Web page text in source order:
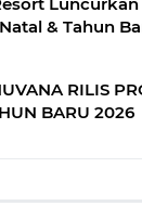
RILIS
BARU 2026